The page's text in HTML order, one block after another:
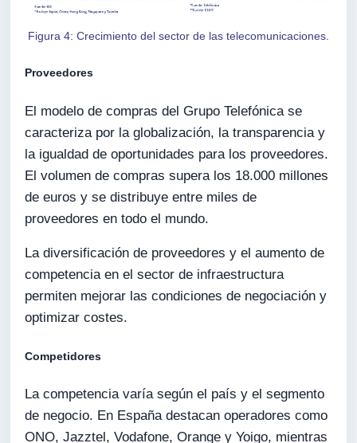
Figura 4: Crecimiento del sector de las telecomunicaciones.
Proveedores
El modelo de compras del Grupo Telefónica se
caracteriza por la globalización, la transparencia y
la igualdad de oportunidades para los proveedores.
El volumen de compras supera los 18.000 millones
de euros y se distribuye entre miles de
proveedores en todo el mundo.
La diversificación de proveedores y el aumento de
competencia en el sector de infraestructura
permiten mejorar las condiciones de negociación y
optimizar costes.
Competidores
La competencia varía según el país y el segmento
de negocio. En España destacan operadores como
ONO, Jazztel, Vodafone, Orange y Yoigo, mientras